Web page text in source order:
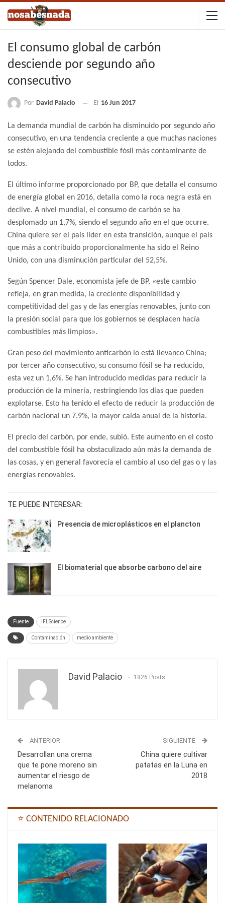
El consumo global de carbón
desciende por segundo año
consecutivo
Por David Palacio El 16 Jun 2017
La demanda mundial de carbón ha disminuido por segundo año
consecutivo, en una tendencia creciente a que muchas naciones
se estén alejando del combustible fósil más contaminante de
todos.
El último informe proporcionado por BP, que detalla el consumo
de energía global en 2016, detalla como la roca negra está en
declive. A nivel mundial, el consumo de carbón se ha
desplomado un 1,7%, siendo el segundo año en el que ocurre.
China quiere ser el país líder en esta transición, aunque el país
que más a contribuido proporcionalmente ha sido el Reino
Unido, con una disminución particular del 52,5%.
Según Spencer Dale, economista jefe de BP, «este cambio
refleja, en gran medida, la creciente disponibilidad y
competitividad del gas y de las energías renovables, junto con
la presión social para que los gobiernos se desplacen hacía
combustibles más limpios».
Gran peso del movimiento anticarbón lo está llevanco China;
por tercer año consecutivo, su consumo fósil se ha reducido,
esta vez un 1,6%. Se han introducido medidas para reducir la
producción de la minería, restringiendo los días que pueden
explotarse. Esto ha tenido el efecto de reducir la producción de
carbón nacional un 7,9%, la mayor caída anual de la historia.
El precio del carbón, por ende, subió. Este aumento en el costo
del combustible fósil ha obstaculizado aún más la demanda de
las cosas, y en general favorecía el cambio al uso del gas o y las
energías renovables.
TE PUEDE INTERESAR:
Presencia de microplásticos en el plancton
El biomaterial que absorbe carbono del aire
Fuente IFLScience
Contaminación medio ambiente
David Palacio 1826 Posts
ANTERIOR
Desarrollan una crema
que te pone moreno sin
aumentar el riesgo de
melanoma
SIGUIENTE
China quiere cultivar
patatas en la Luna en
2018
⭐ CONTENIDO RELACIONADO